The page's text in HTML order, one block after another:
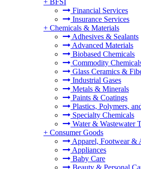
+ BFSI
Financial Services
Insurance Services
+ Chemicals & Materials
Adhesives & Sealants
Advanced Materials
Biobased Chemicals
Commodity
Glass Ceramics &
Industrial Gases
Metals & Minerals
Paints & Coatings
Plastics, Polymers,
Specialty Chemicals
Water & Wastewater
+ Consumer Goods
Apparel, Footwear &
Appliances
Baby Care
Beauty & Personal